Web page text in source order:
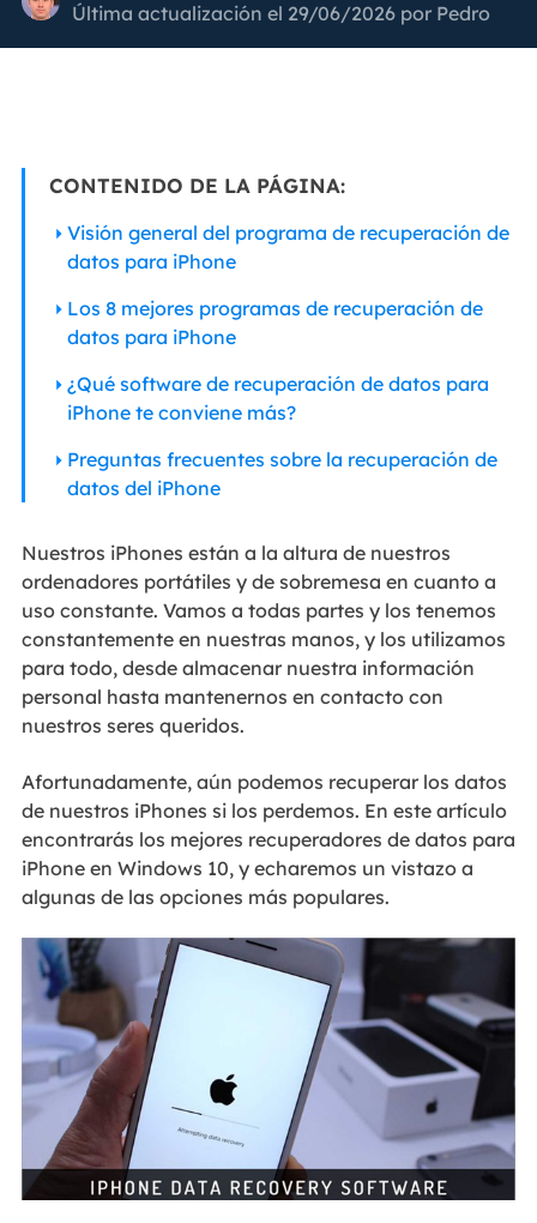
Última actualización el 29/06/2026 por Pedro
CONTENIDO DE LA PÁGINA:
Visión general del programa de recuperación de
datos para iPhone
Los 8 mejores programas de recuperación de
datos para iPhone
¿Qué software de recuperación de datos para
iPhone te conviene más?
Preguntas frecuentes sobre la recuperación de
datos del iPhone
Nuestros iPhones están a la altura de nuestros
ordenadores portátiles y de sobremesa en cuanto a
uso constante. Vamos a todas partes y los tenemos
constantemente en nuestras manos, y los utilizamos
para todo, desde almacenar nuestra información
personal hasta mantenernos en contacto con
nuestros seres queridos.
Afortunadamente, aún podemos recuperar los datos
de nuestros iPhones si los perdemos. En este artículo
encontrarás los mejores recuperadores de datos para
iPhone en Windows 10, y echaremos un vistazo a
algunas de las opciones más populares.